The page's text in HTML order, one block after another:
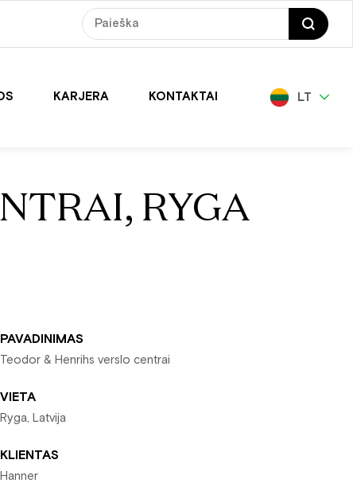
KARJERA KONTAKTAI LT
RYGA
PAVADINIMAS
Teodor & Henrihs verslo centrai
VIETA
Ryga, Latvija
KLIENTAS
Hanner